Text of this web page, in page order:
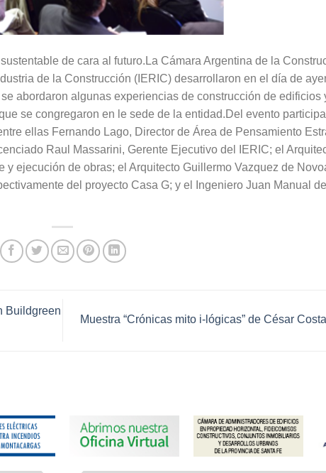
de cara al futuro.La Cámara Argentina de la
de la Construcción (IERIC) desarrollaron en el día de
abordaron algunas experiencias de construcción de edificios
se congregaron en le sede de la entidad.Del evento
ellas Fernando Lago, Director de Área de Pensamiento
Raul Massarini, Gerente Ejecutivo del IERIC; el
ejecución de obras; el Arquitecto Guillermo Vazquez de
del proyecto Casa G; y el Ingeniero Juan Manual
Buildgreen
Muestra “Crónicas mito i-lógicas” de César